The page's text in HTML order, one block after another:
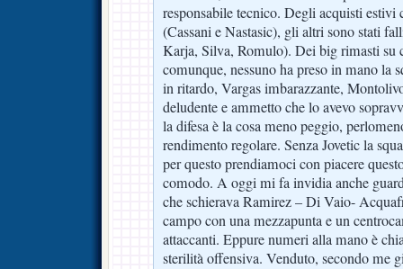
responsabile tecnico. Degli acquisti estivi
(Cassani e Nastasic), gli altri sono stati
Karja, Silva, Romulo). Dei big rimasti su
comunque, nessuno ha preso in mano la
in ritardo, Vargas imbarazzante,
deludente e ammetto che lo avevo
la difesa è la cosa meno peggio,
rendimento regolare. Senza Jovetic la
per questo prendiamoci con piacere
comodo. A oggi mi fa invidia anche
che schierava Ramirez – Di Vaio-
campo con una mezzapunta e un
attaccanti. Eppure numeri alla mano è
sterilità offensiva. Venduto, secondo me